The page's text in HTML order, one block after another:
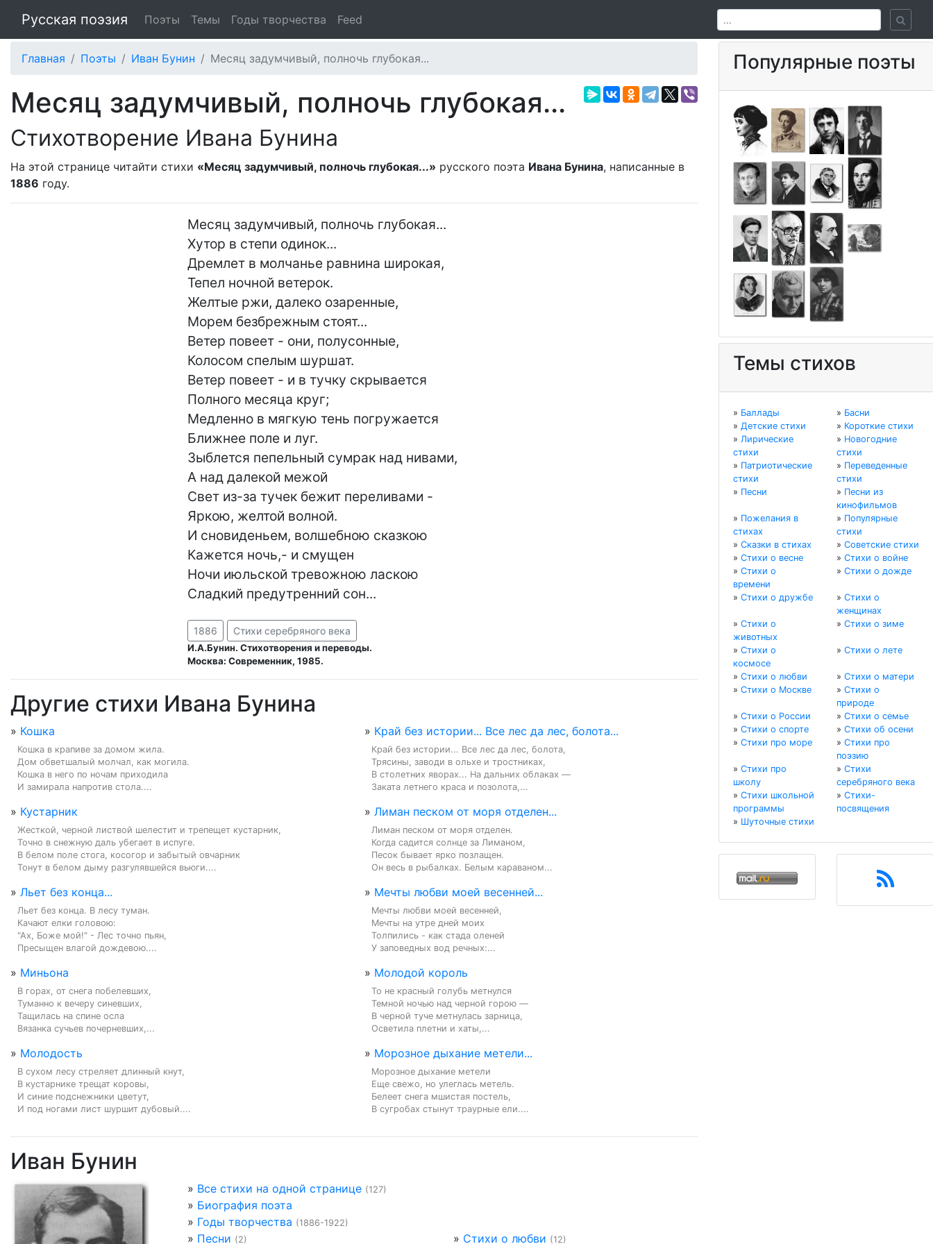
Русская поэзия Поэты Темы Годы творчества Feed
Главная Поэты Иван Бунин Месяц задумчивый, полночь глубокая...
Месяц задумчивый, полночь глубокая...
Стихотворение Ивана Бунина
На этой странице читайти стихи «Месяц задумчивый, полночь глубокая...» русского поэта Ивана Бунина, написанные в
1886 году.
Месяц задумчивый, полночь глубокая...
Хутор в степи одинок...
Дремлет в молчанье равнина широкая,
Тепел ночной ветерок.
Желтые ржи, далеко озаренные,
Морем безбрежным стоят...
Ветер повеет - они, полусонные,
Колосом спелым шуршат.
Ветер повеет - и в тучку скрывается
Полного месяца круг;
Медленно в мягкую тень погружается
Ближнее поле и луг.
Зыблется пепельный сумрак над нивами,
А над далекой межой
Свет из-за тучек бежит переливами -
Яркою, желтой волной.
И сновиденьем, волшебною сказкою
Кажется ночь,- и смущен
Ночи июльской тревожною ласкою
Сладкий предутренний сон...
1886 Стихи серебряного века
И.А.Бунин. Стихотворения и переводы.
Москва: Современник, 1985.
Другие стихи Ивана Бунина
» Кошка
Кошка в крапиве за домом жила.
Дом обветшалый молчал, как могила.
Кошка в него по ночам приходила
И замирала напротив стола....
» Край без истории... Все лес да лес, болота...
Край без истории... Все лес да лес, болота,
Трясины, заводи в ольхе и тростниках,
В столетних яворах... На дальних облаках —
Заката летнего краса и позолота,...
» Кустарник
Жесткой, черной листвой шелестит и трепещет кустарник,
Точно в снежную даль убегает в испуге.
В белом поле стога, косогор и забытый овчарник
Тонут в белом дыму разгулявшейся вьюги....
» Лиман песком от моря отделен...
Лиман песком от моря отделен.
Когда садится солнце за Лиманом,
Песок бывает ярко позлащен.
Он весь в рыбалках. Белым караваном...
» Льет без конца...
Льет без конца. В лесу туман.
Качают елки головою:
"Ах, Боже мой!" - Лес точно пьян,
Пресыщен влагой дождевою....
» Мечты любви моей весенней...
Мечты любви моей весенней,
Мечты на утре дней моих
Толпились - как стада оленей
У заповедных вод речных:...
» Миньона
В горах, от снега побелевших,
Туманно к вечеру синевших,
Тащилась на спине осла
Вязанка сучьев почерневших,...
» Молодой король
То не красный голубь метнулся
Темной ночью над черной горою —
В черной туче метнулась зарница,
Осветила плетни и хаты,...
» Молодость
В сухом лесу стреляет длинный кнут,
В кустарнике трещат коровы,
И синие подснежники цветут,
И под ногами лист шуршит дубовый....
» Морозное дыхание метели...
Морозное дыхание метели
Еще свежо, но улеглась метель.
Белеет снега мшистая постель,
В сугробах стынут траурные ели....
Иван Бунин
» Все стихи на одной странице (127)
» Биография поэта
» Годы творчества (1886-1922)
» Песни (2) » Стихи о любви (12)
Популярные поэты
Темы стихов
» Баллады » Басни
» Детские стихи » Короткие стихи
» Лирические
стихи
» Новогодние
стихи
» Патриотические
стихи
» Переведенные
стихи
» Песни » Песни из
кинофильмов
» Пожелания в
стихах
» Популярные
стихи
» Сказки в стихах » Советские стихи
» Стихи о весне » Стихи о войне
» Стихи о
времени
» Стихи о дожде
» Стихи о дружбе » Стихи о
женщинах
» Стихи о
животных
» Стихи о зиме
» Стихи о
космосе
» Стихи о лете
» Стихи о любви » Стихи о матери
» Стихи о Москве » Стихи о
природе
» Стихи о России » Стихи о семье
» Стихи о спорте » Стихи об осени
» Стихи про море » Стихи про
поэзию
» Стихи про
школу
» Стихи
серебряного века
» Стихи школьной
программы
» Стихи-
посвящения
» Шуточные стихи